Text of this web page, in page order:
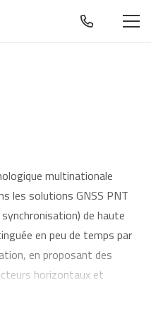
multinationale
les solutions GNSS PNT
de haute
en peu de temps par
en proposant des
horizontaux et